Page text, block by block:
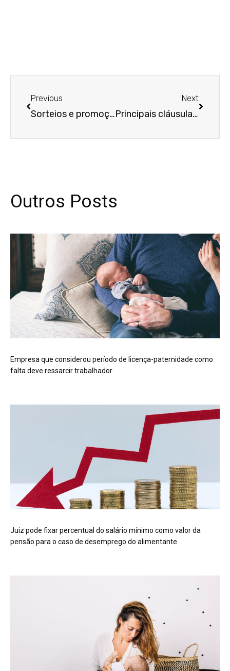
Previous
Sorteios e promoções: como realizar ações de marketing em conformidade com a LGPD
Next
Principais cláusulas que não podem faltar em um contrato PJ
Outros Posts
Empresa que considerou período de licença-paternidade como
falta deve ressarcir trabalhador
Juiz pode fixar percentual do salário mínimo como valor da
pensão para o caso de desemprego do alimentante